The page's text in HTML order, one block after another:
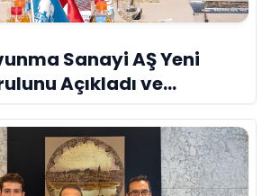
Sanayi AŞ Yeni
Açıkladı ve
Küresel Vizyon